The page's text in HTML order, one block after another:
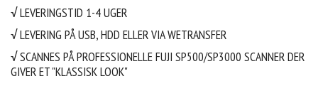
√ LEVERINGSTID 1-4 UGER
√ LEVERING PÅ USB, HDD ELLER VIA WETRANSFER
√SCANNES PÅ PROFESSIONELLEFUJI SP500/SP3000 SCANNER DER
GIVER ET "KLASSISK LOOK"